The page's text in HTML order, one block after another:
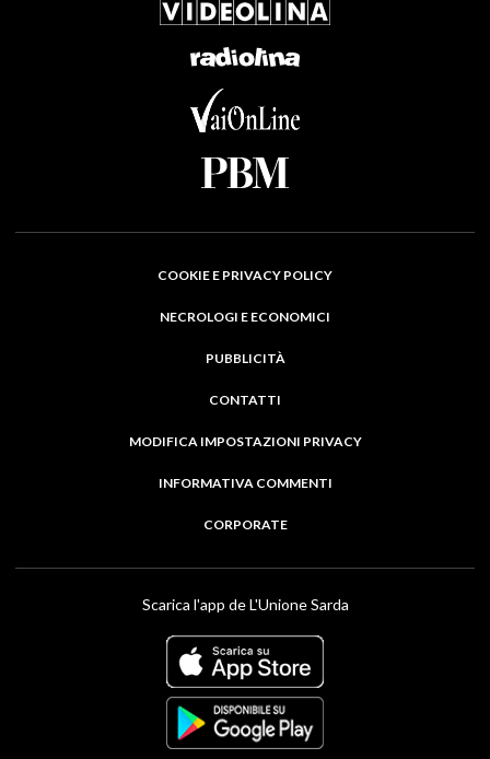
COOKIE E PRIVACY POLICY
NECROLOGI E ECONOMICI
PUBBLICITÀ
CONTATTI
MODIFICA IMPOSTAZIONI PRIVACY
INFORMATIVA COMMENTI
CORPORATE
Scarica l'app de L'Unione Sarda